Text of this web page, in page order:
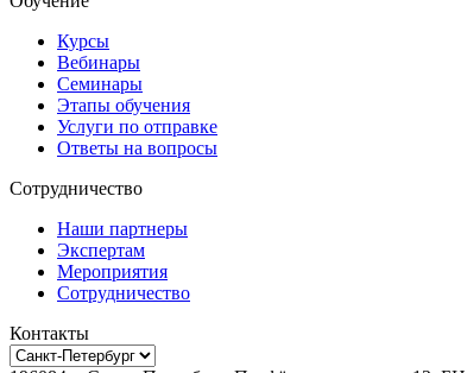
Курсы
Вебинары
Семинары
Этапы обучения
Услуги по отправке
Ответы на вопросы
Сотрудничество
Наши партнеры
Экспертам
Мероприятия
Сотрудничество
Контакты